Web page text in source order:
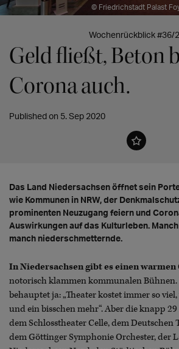
© Friedrichstadt Palast
Wochenrückblick #36/
Geld fließt, Beton
Corona auch.
Published on 5. Sep 2020
Das Land Niedersachsen öffnet sein
wie Kommunen in NRW, der
prominenten Neuzugang feiern und
Auswirkungen auf das Kulturleben.
manch niederschmetternde.
In Niedersachsen gibt es einen warmen
notorisch klammen kommunalen
behauptet ja: „Theater kostet immer so
und ein bisschen mehr“. Aber die knapp
dem Schlosstheater Celle, dem Deutschen
dem Göttinger Symphonie Orchester, der